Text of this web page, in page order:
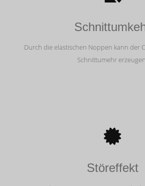
Durch die elastischen Noppen kann der
Schnittumehr
Störeffekt